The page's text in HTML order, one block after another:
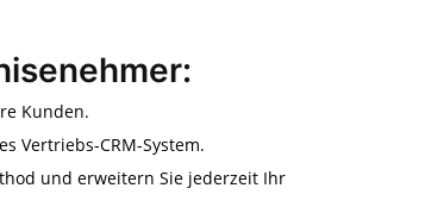
Kunden.
Vertriebs-CRM-System.
und erweitern Sie jederzeit Ihr